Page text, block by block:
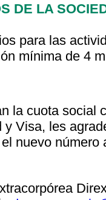
DE LA
para las
mínima de 4
la cuota social
Visa, les
nuevo número